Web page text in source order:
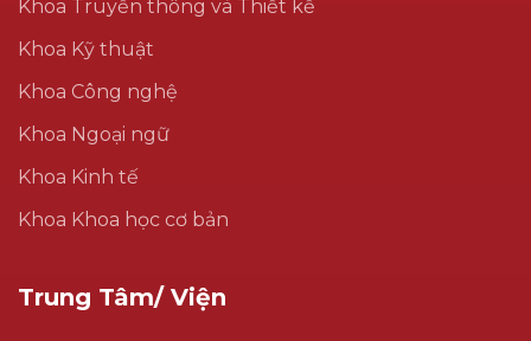
Khoa Truyền thông và Thiết kế
Khoa Kỹ thuật
Khoa Công nghệ
Khoa Ngoại ngữ
Khoa Kinh tế
Khoa Khoa học cơ bản
Trung Tâm/ Viện